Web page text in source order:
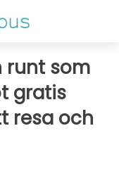
runt som
gratis
resa och